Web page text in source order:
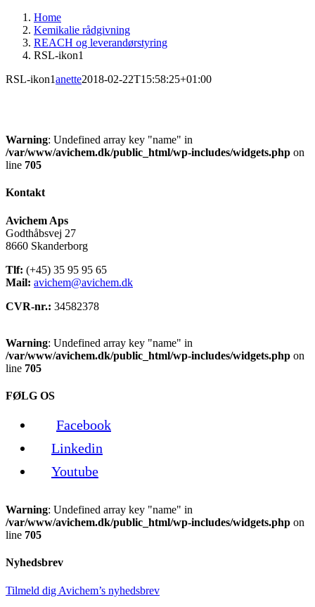
Home
Kemikalie rådgivning
REACH og leverandørstyring
RSL-ikon1
RSL-ikon1anette2018-02-22T15:58:25+01:00
Warning: Undefined array key "name" in
/var/www/avichem.dk/public_html/wp-includes/widgets.php on
line 705
Kontakt
Avichem Aps
Godthåbsvej 27
8660 Skanderborg
Tlf: (+45) 35 95 95 65
Mail: avichem@avichem.dk
CVR-nr.: 34582378
Warning: Undefined array key "name" in
/var/www/avichem.dk/public_html/wp-includes/widgets.php on
line 705
FØLG OS
Facebook
Linkedin
Youtube
Warning: Undefined array key "name" in
/var/www/avichem.dk/public_html/wp-includes/widgets.php on
line 705
Nyhedsbrev
Tilmeld dig Avichem’s nyhedsbrev